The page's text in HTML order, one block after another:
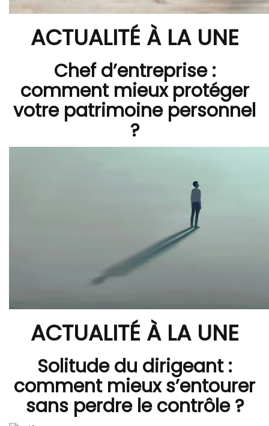
ACTUALITÉ À LA UNE
Chef d’entreprise :
comment mieux protéger
votre patrimoine personnel
?
ACTUALITÉ À LA UNE
Solitude du dirigeant :
comment mieux s’entourer
sans perdre le contrôle ?